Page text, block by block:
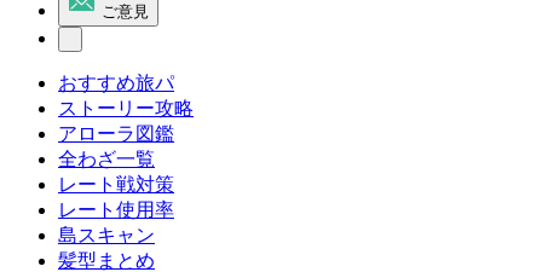
ご意見
おすすめ旅パ
ストーリー攻略
アローラ図鑑
全わざ一覧
レート戦対策
レート使用率
島スキャン
髪型まとめ